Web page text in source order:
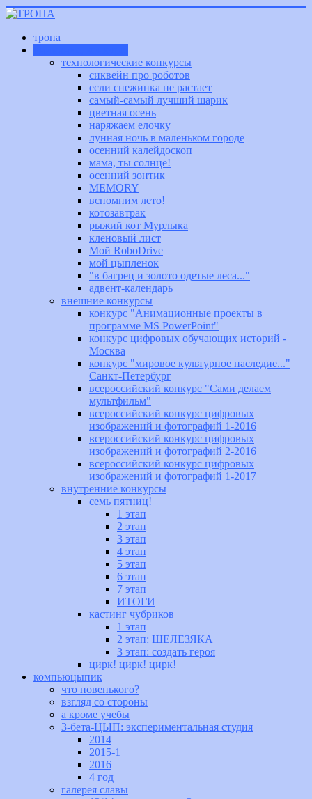
тропа
технологические конкурсы
сиквейн про роботов
если снежинка не растает
самый-самый лучший шарик
цветная осень
наряжаем елочку
лунная ночь в маленьком городе
осенний калейдоскоп
мама, ты солнце!
осенний зонтик
MEMORY
вспомним лето!
котозавтрак
рыжий кот Мурлыка
кленовый лист
Мой RoboDrive
мой цыпленок
"в багрец и золото одетые леса..."
адвент-календарь
внешние конкурсы
конкурс "Анимационные проекты в
программе MS PowerPoint"
конкурс цифровых обучающих историй -
Москва
конкурс "мировое культурное наследие..."
Санкт-Петербург
всероссийский конкурс "Сами делаем
мультфильм"
всероссийский конкурс цифровых
изображений и фотографий 1-2016
всероссийский конкурс цифровых
изображений и фотографий 2-2016
всероссийский конкурс цифровых
изображений и фотографий 1-2017
внутренние конкурсы
семь пятниц!
1 этап
2 этап
3 этап
4 этап
5 этап
6 этап
7 этап
ИТОГИ
кастинг чубриков
1 этап
2 этап: ШЕЛЕЗЯКА
3 этап: создать героя
цирк! цирк! цирк!
компьюцыпик
что новенького?
взгляд со стороны
а кроме учебы
3-бета-ЦЫП: экспериментальная студия
2014
2015-1
2016
4 год
галерея славы